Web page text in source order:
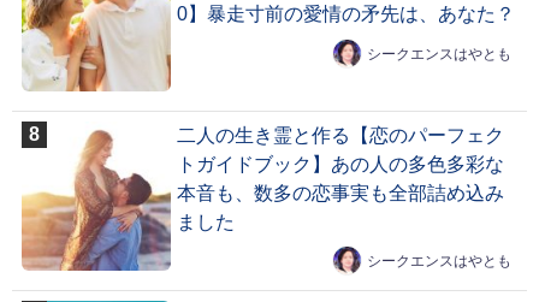
0】暴走寸前の愛情の矛先は、あなた？
シークエンスはやとも
二人の生き霊と作る【恋のパーフェク
トガイドブック】あの人の多色多彩な
本音も、数多の恋事実も全部詰め込み
ました
シークエンスはやとも